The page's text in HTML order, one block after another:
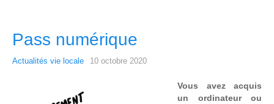
Pass numérique
Actualités vie locale 10 octobre 2020
Vous avez acquis
un ordinateur ou